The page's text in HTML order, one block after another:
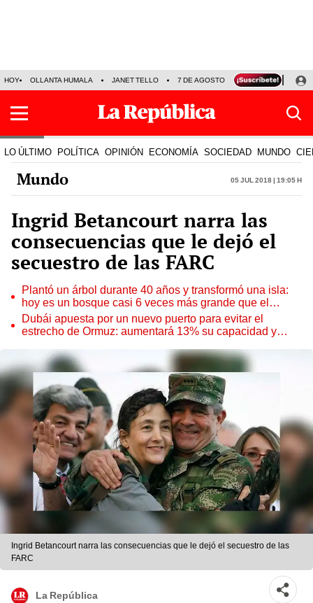
HOY OLLANTA HUMALA JANET TELLO 7 DE AGOSTO TINKA RESULTADOS
LO ÚLTIMO POLÍTICA OPINIÓN ECONOMÍA SOCIEDAD MUNDO
Mundo 05 Jul 2018 | 19:05 h
Ingrid Betancourt narra las
consecuencias que le dejó el
secuestro de las FARC
Plantó un árbol durante 40 años y transformó una isla:
hoy es un bosque casi 6 veces más grande que el
Parque de las Leyendas
Dubái apuesta por un nuevo puerto para evitar el
estrecho de Ormuz: aumentará 13% su capacidad y
Ingrid Betancourt narra las consecuencias que le dejó el secuestro de las
FARC
La República